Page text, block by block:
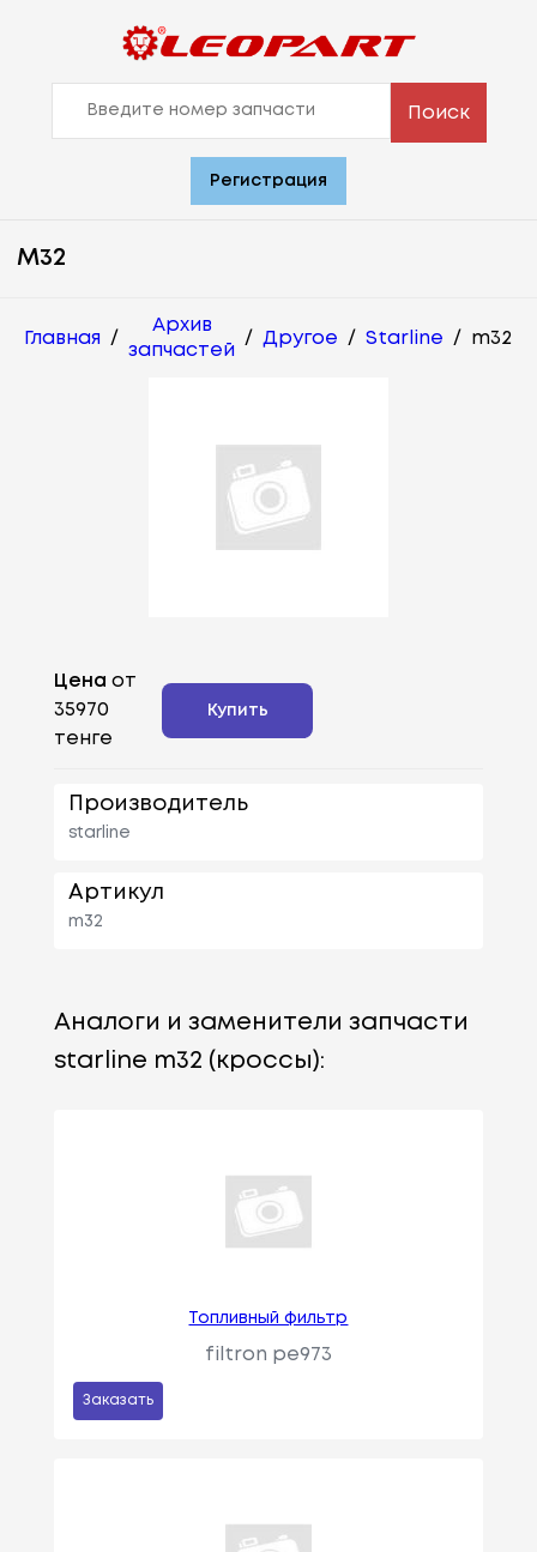
Поиск
Регистрация
M32
Главная /
Архив
запчастей
/ Другое / Starline / m32
Цена от
35970
тенге
Купить
Производитель
starline
Артикул
m32
Аналоги и заменители запчасти
starline m32 (кроссы):
Топливный фильтр
filtron pe973
Заказать